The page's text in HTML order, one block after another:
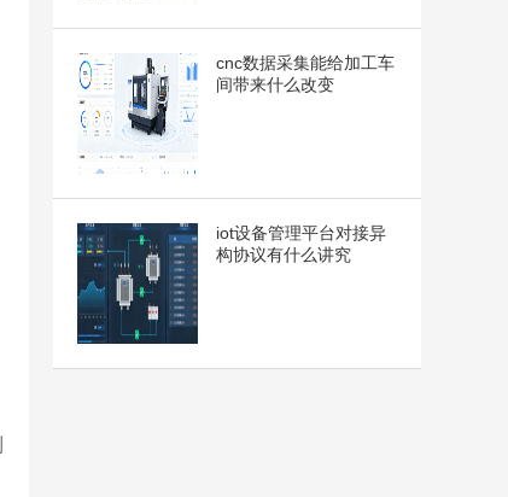
cnc数据采集能给加工车
间带来什么改变
iot设备管理平台对接异
构协议有什么讲究